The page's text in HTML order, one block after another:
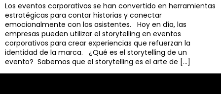
Los eventos corporativos se han convertido en herramientas
estratégicas para contar historias y conectar
emocionalmente con los asistentes. Hoy en día, las
empresas pueden utilizar el storytelling en eventos
corporativos para crear experiencias que refuerzan la
identidad de la marca. ¿Qué es el storytelling de un
evento? Sabemos que el storytelling es el arte de […]